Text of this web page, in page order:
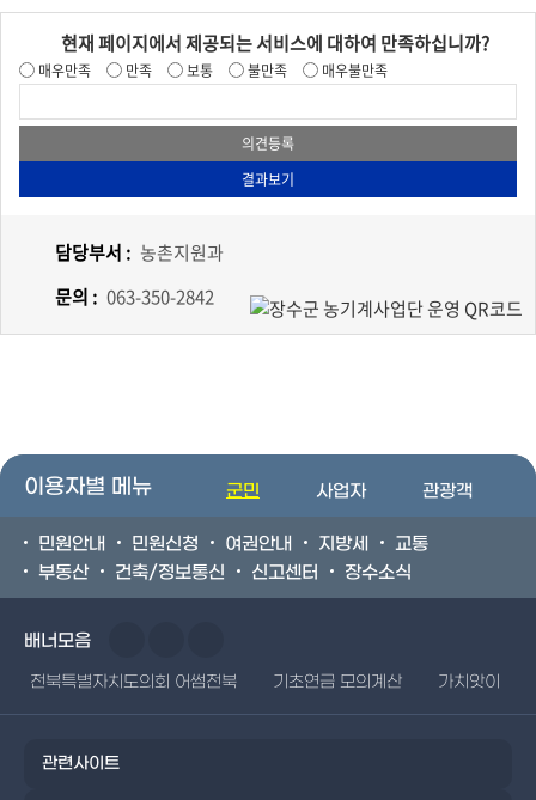
현재 페이지에서 제공되는 서비스에 대하여 만족하십니까?
매우만족 만족 보통 불만족 매우불만족
담당부서 : 농촌지원과
문의 : 063-350-2842
이용자별 메뉴 군민 사업자 관광객
민원안내 민원신청 여권안내 지방세
교통
부동산
건축/정보통신 신고센터 장수소식
배너모음
전북특별자치도의회 어썸전북 기초연금 모의계산 가치앗이
관련사이트